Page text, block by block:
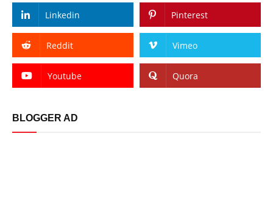
Linkedin Pinterest
Reddit Vimeo
Youtube Quora
BLOGGER AD